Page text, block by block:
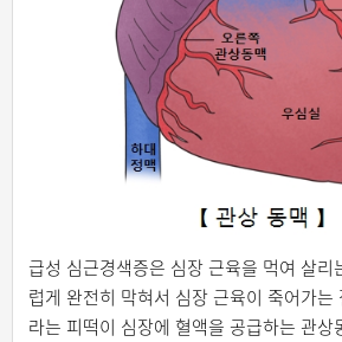
급성 심근경색증은 심장 근육을 먹여 살리
럽게 완전히 막혀서 심장 근육이 죽어가
라는 피떡이 심장에 혈액을 공급하는 관상